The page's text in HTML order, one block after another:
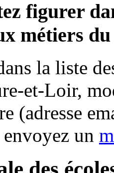
figurer
métiers du
la liste
et-Loir,
(adresse
un